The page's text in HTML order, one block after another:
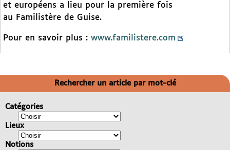
et européens a lieu pour la première fois
au Familistère de Guise.
Pour en savoir plus : www.familistere.com
Rechercher un article par mot-clé
Catégories
Lieux
Notions